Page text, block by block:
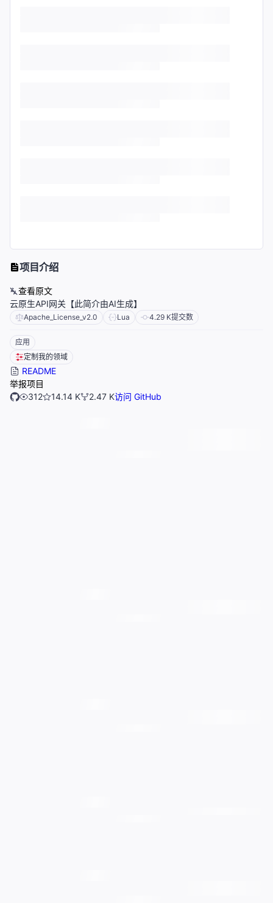
项目介绍
查看原文
云原生API网关【此简介由AI生成】
Apache_License_v2.0 Lua 4.29 K提交数
应用
定制我的领域
README
举报项目
312
14.14 K 2.47 K访问 GitHub